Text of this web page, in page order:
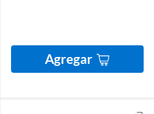
Agregar